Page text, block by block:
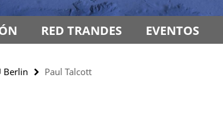
RED TRANDES EVENTOS
Berlin Paul Talcott